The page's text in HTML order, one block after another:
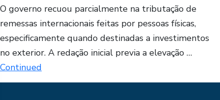
O governo recuou parcialmente na tributação de
remessas internacionais feitas por pessoas físicas,
especificamente quando destinadas a investimentos
no exterior. A redação inicial previa a elevação …
Continued